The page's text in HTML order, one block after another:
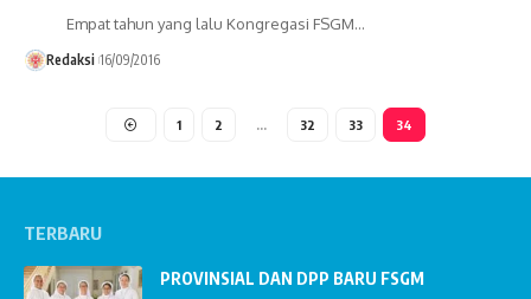
Empat tahun yang lalu Kongregasi FSGM…
Redaksi 16/09/2016
1 2 … 32 33 34
TERBARU
PROVINSIAL DAN DPP BARU FSGM